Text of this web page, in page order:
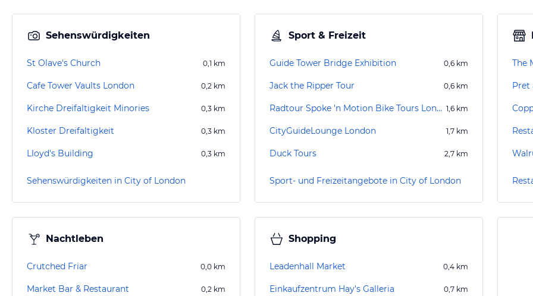
Sehenswürdigkeiten
St Olave's Church 0,1 km
Cafe Tower Vaults London 0,2 km
Kirche Dreifaltigkeit Minories 0,3 km
Kloster Dreifaltigkeit 0,3 km
Lloyd's Building 0,3 km
Sehenswürdigkeiten in City of London
Sport & Freizeit
Guide Tower Bridge Exhibition 0,6 km
Jack the Ripper Tour 0,6 km
Radtour Spoke 'n Motion Bike Tours London 1,6 km
CityGuideLounge London 1,7 km
Duck Tours 2,7 km
Sport- und Freizeitangebote in City of London
The
Pret
Nachtleben
Crutched Friar 0,0 km
Market Bar & Restaurant 0,2 km
Shopping
Leadenhall Market 0,4 km
Einkaufzentrum Hay's Galleria 0,7 km